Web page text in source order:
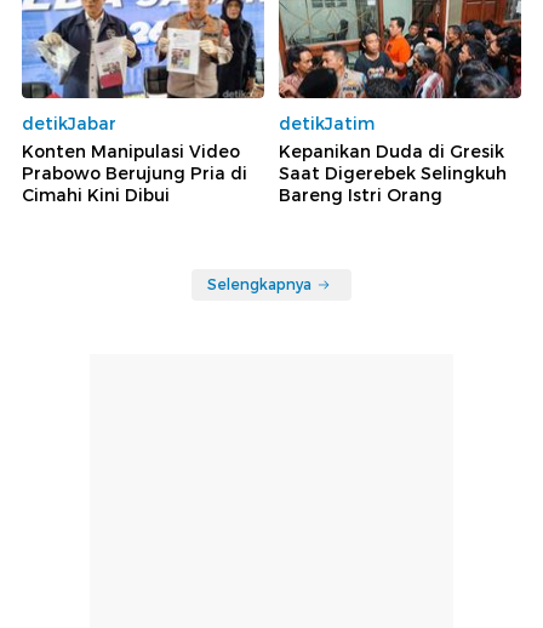
detikJabar
Konten Manipulasi Video
Prabowo Berujung Pria di
Cimahi Kini Dibui
detikJatim
Kepanikan Duda di Gresik
Saat Digerebek Selingkuh
Bareng Istri Orang
Selengkapnya